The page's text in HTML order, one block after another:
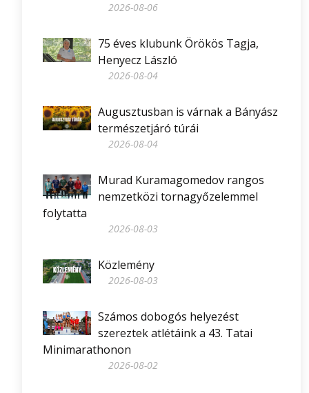
2026-08-06
75 éves klubunk Örökös Tagja,
Henyecz László
2026-08-04
Augusztusban is várnak a Bányász
természetjáró túrái
2026-08-04
Murad Kuramagomedov rangos
nemzetközi tornagyőzelemmel
folytatta
2026-08-03
Közlemény
2026-08-03
Számos dobogós helyezést
szereztek atlétáink a 43. Tatai
Minimarathonon
2026-08-02